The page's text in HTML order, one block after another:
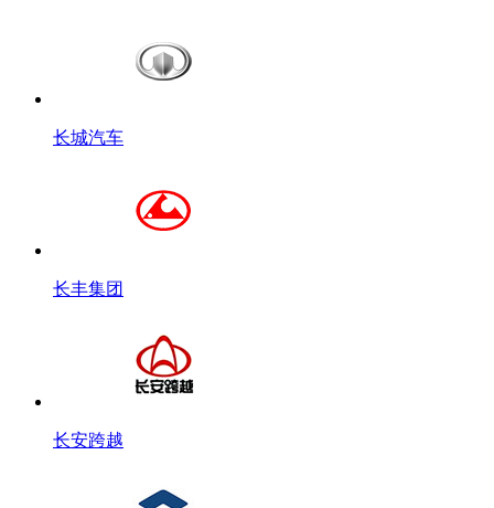
长城汽车
长丰集团
长安跨越